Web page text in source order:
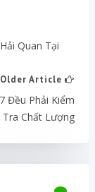
Quan Tại
Older Article
Đều Phải Kiểm
Tra Chất Lượng